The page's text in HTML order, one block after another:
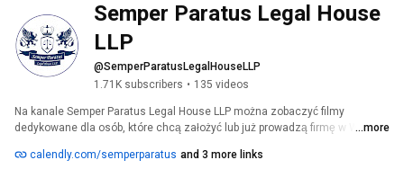
Semper Paratus Legal House
LLP
@SemperParatusLegalHouseLLP
1.71K subscribers • 135 videos
Na kanale Semper Paratus Legal House LLP można zobaczyć filmy
dedykowane dla osób, które chcą założyć lub już prowadzą firmę w Wielkiej
licencjami, rodzajami działalności oraz sprawami dotyczącymi pracy w UK
...more
calendly.com/semperparatus and 3 more links